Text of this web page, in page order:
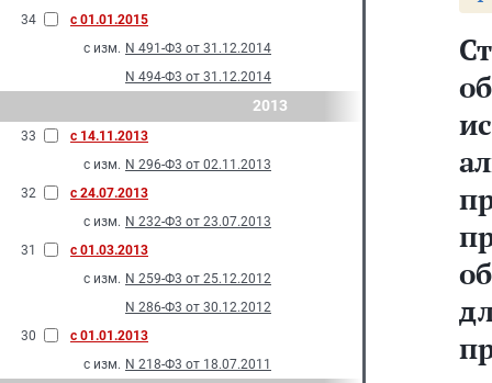
34
с 01.01.2015
с изм. N 491-Ф3 от 31.12.2014
N 494-Ф3 от 31.12.2014
2013
33
с 14.11.2013
с изм. N 296-Ф3 от 02.11.2013
32
с 24.07.2013
с изм. N 232-Ф3 от 23.07.2013
31
с 01.03.2013
с изм. N 259-Ф3 от 25.12.2012
N 286-Ф3 от 30.12.2012
30
с 01.01.2013
с изм. N 218-Ф3 от 18.07.2011